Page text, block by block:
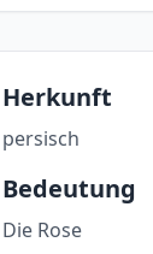
Herkunft
persisch
Bedeutung
Die Rose